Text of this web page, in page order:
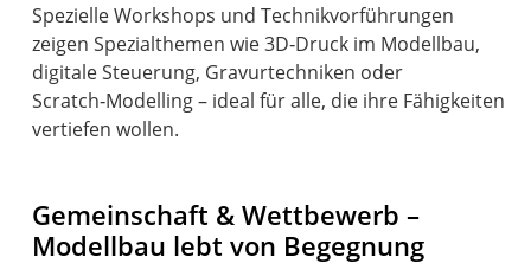
Spezielle Workshops und Technikvorführungen
zeigen Spezialthemen wie 3D‑Druck im Modellbau,
digitale Steuerung, Gravurtechniken oder
Scratch‑Modelling – ideal für alle, die ihre Fähigkeiten
vertiefen wollen.
Gemeinschaft & Wettbewerb –
Modellbau lebt von Begegnung